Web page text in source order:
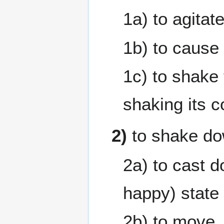
1a) to
1b) to
1c) to
shaking its
2) to shake
2a) to cast
happy) state